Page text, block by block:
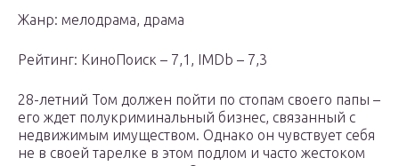
Жанр: мелодрама, драма
Рейтинг: КиноПоиск – 7,1, IMDb – 7,3
28-летний Том должен пойти по стопам своего папы –
его ждет полукриминальный бизнес, связанный с
недвижимым имуществом. Однако он чувствует себя
не в своей тарелке в этом подлом и часто жестоком